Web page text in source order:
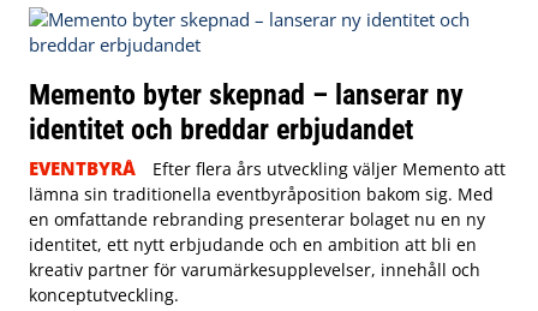
Memento byter skepnad – lanserar ny
identitet och breddar erbjudandet
EVENTBYRÅ
Efter flera års utveckling väljer Memento att
lämna sin traditionella eventbyråposition bakom sig. Med
en omfattande rebranding presenterar bolaget nu en ny
identitet, ett nytt erbjudande och en ambition att bli en
kreativ partner för varumärkesupplevelser, innehåll och
konceptutveckling.